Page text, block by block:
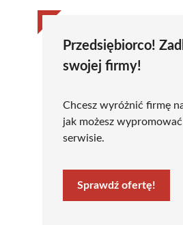
Przedsiębiorco!
swojej firmy!
Chcesz wyróżnić firmę
jak możesz
serwisie.
Sprawdź ofertę!